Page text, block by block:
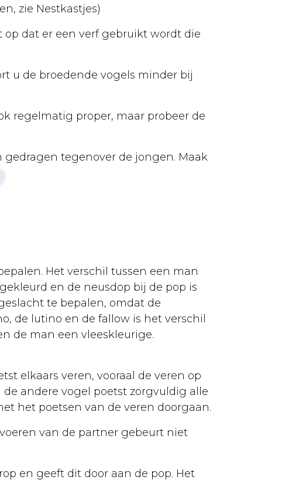
zie Nestkastjes)
dat er een verf gebruikt wordt die
u de broedende vogels minder bij
regelmatig proper, maar probeer de
tegenover de jongen. Maak
Het verschil tussen een man
en de neusdop bij de pop is
te bepalen, omdat de
de lutino en de fallow is het verschil
de man een vleeskleurige.
elkaars veren, vooraal de veren op
andere vogel poetst zorgvuldig alle
het poetsen van de veren doorgaan.
van de partner gebeurt niet
en geeft dit door aan de pop. Het